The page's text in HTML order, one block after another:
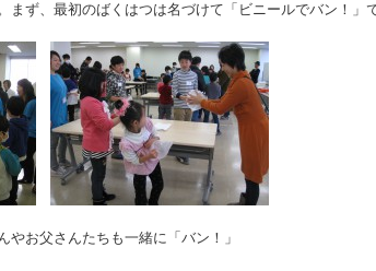
ず、最初のばくはつは名づけて「ビニールでバン！」
お父さんたちも一緒に「バン！」